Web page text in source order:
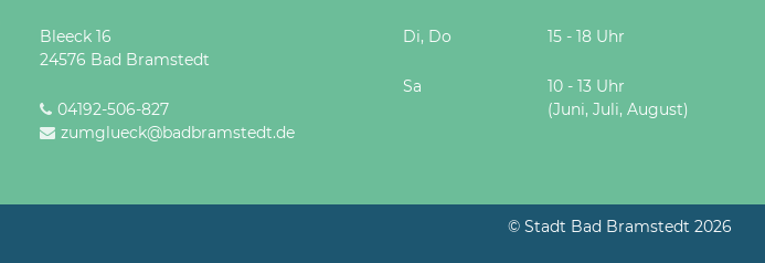
Bleeck 16
24576 Bad Bramstedt
04192-506-827
zumglueck@badbramstedt.de
Di, Do 15 - 18 Uhr
Sa
10 - 13 Uhr
(Juni, Juli, August)
© Stadt Bad Bramstedt 2026